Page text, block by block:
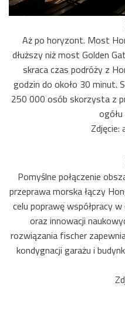
Aż po horyzont. Most
dłuższy niż most Golden
skraca czas podróży z
godzin do około 30 minut.
250 000 osób skorzysta z
Pomyślne połączenie
przeprawa morska łączy
celu poprawę współpracy
oraz innowacji
rozwiązania fischer
kondygnacji garażu i